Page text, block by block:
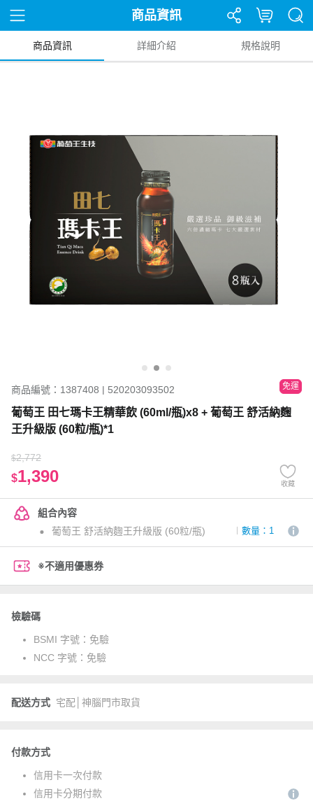
商品資訊
商品資訊 詳細介紹 規格說明
商品編號：1387408 | 520203093502 免運
葡萄王 田七瑪卡王精華飲 (60ml/瓶)x8 + 葡萄王 舒活納麴
王升級版 (60粒/瓶)*1
$2,772
$1,390 收藏
組合內容
葡萄王 舒活納麴王升級版 (60粒/瓶)
數量：1
※不適用優惠券
檢驗碼
BSMI 字號： 免驗
NCC 字號： 免驗
配送方式 宅配│神腦門市取貨
付款方式
信用卡一次付款
信用卡分期付款